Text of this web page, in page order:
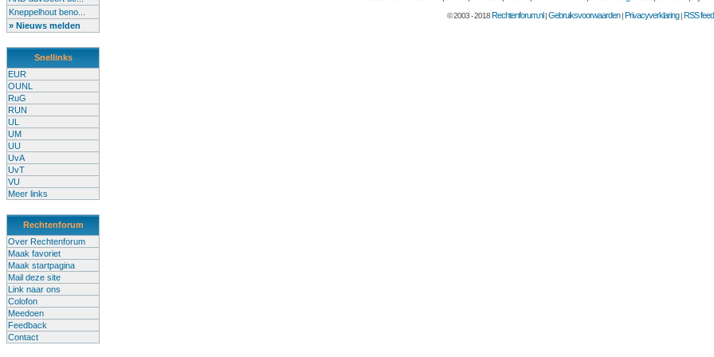
Kneppelhout beno...
» Nieuws melden
Snellinks
EUR
OUNL
RuG
RUN
UL
UM
UU
UvA
UvT
VU
Meer links
Rechtenforum
Over Rechtenforum
Maak favoriet
Maak startpagina
Mail deze site
Link naar ons
Colofon
Meedoen
Feedback
Contact
© 2003 - 2018Rechtenforum.nl|Gebruiksvoorwaarden|Privacyverklaring|RSS